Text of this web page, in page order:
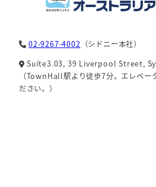
02-9267-4002 （シドニー本社）
Suite3.03, 39 Liverpool Street,
（TownHall駅より徒歩7分。エレベー
ださい。）